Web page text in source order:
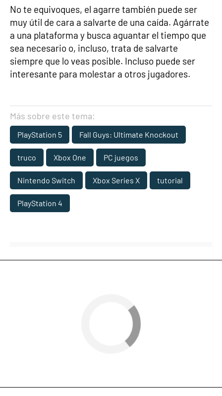
No te equivoques, el agarre también puede ser
muy útil de cara a salvarte de una caída. Agárrate
a una plataforma y busca aguantar el tiempo que
sea necesario o, incluso, trata de salvarte
siempre que lo veas posible. Incluso puede ser
interesante para molestar a otros jugadores.
Más sobre este tema:
PlayStation 5 Fall Guys: Ultimate Knockout
truco Xbox One PC juegos
Nintendo Switch Xbox Series X tutorial
PlayStation 4